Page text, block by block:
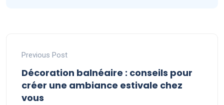
Previous Post
Décoration balnéaire : conseils pour
créer une ambiance estivale chez
vous